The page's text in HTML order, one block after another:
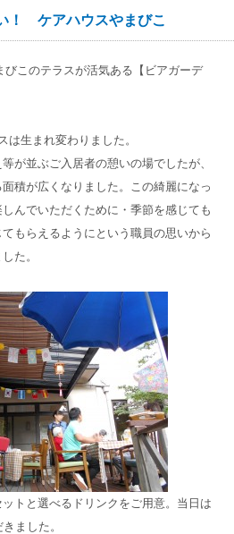
！ ケアハウスやまびこ
びこのテラスが活気ある【ビアガーデ
は生まれ変わりました。
が並ぶご入居者の憩いの場でしたが、
積が広くなりました。この綺麗になっ
んでいただくために・季節を感じても
もらえるようにという職員の思いから
た。
トと選べるドリンクをご用意。当日は
ました。